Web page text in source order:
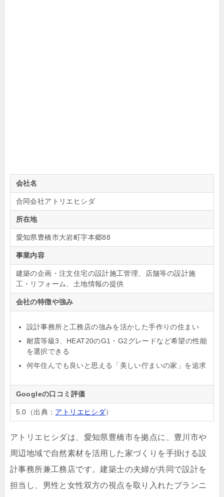
会社名
合同会社アトリエヒシダ
所在地
愛知県豊橋市大岩町字本郷88
事業内容
建築の企画・注文住宅の設計施工管理、店舗等の設計施
工・リフォーム、土地情報の提供
会社の特徴や強み
設計事務所と工務店の強みを活かした手作りの住まい
耐震等級3、HEAT20のG1・G2グレードなど希望の性能
を選択できる
何年住んでも良いと思える「美しい佇まいの家」を追求
Googleの口コミ評価
5.0（出典： アトリエヒシダ）
アトリエヒシダは、愛知県豊橋市を拠点に、豊川市や
周辺地域で自然素材を活用した家づくりを手掛ける設
計事務所兼工務店です。建築士の夫婦が共同で設計を
担当し、男性と女性双方の視点を取り入れたプランニ